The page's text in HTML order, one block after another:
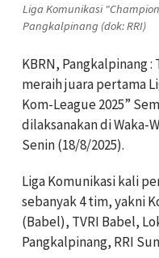
Liga Komunikasi
Pangkalpinang (dok: RRI)
KBRN, Pangkalpinang
meraih juara pertama
Kom-League 2025”
dilaksanakan di Waka-
Senin (18/8/2025).
Liga Komunikasi kali
sebanyak 4 tim, yakni
(Babel), TVRI Babel,
Pangkalpinang, RRI